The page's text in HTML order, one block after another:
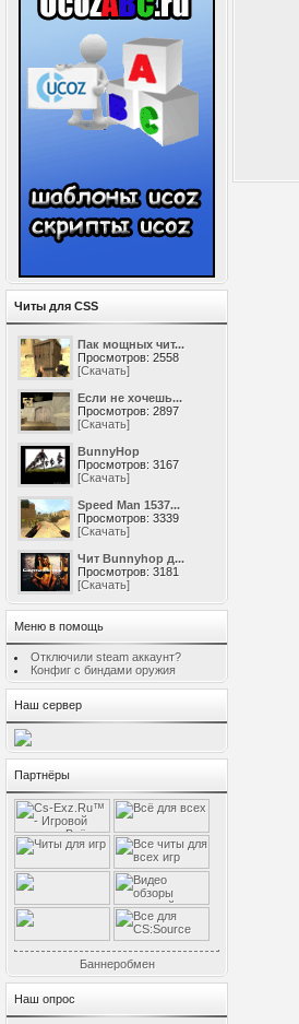
Читы для CSS
Пак мощных чит...
Просмотров: 2558
[Скачать]
Если не хочешь...
Просмотров: 2897
[Скачать]
BunnyHop
Просмотров: 3167
[Скачать]
Speed Man 1537...
Просмотров: 3339
[Скачать]
Чит Bunnyhop д...
Просмотров: 3181
[Скачать]
Меню в помощь
Отключили steam аккаунт?
Конфиг с биндами оружия
Наш сервер
Партнёры
Баннеробмен
Наш опрос